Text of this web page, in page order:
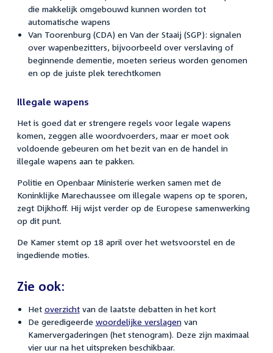
die makkelijk omgebouwd kunnen worden tot
automatische wapens
Van Toorenburg (CDA) en Van der Staaij (SGP): signalen
over wapenbezitters, bijvoorbeeld over verslaving of
beginnende dementie, moeten serieus worden genomen
en op de juiste plek terechtkomen
Illegale wapens
Het is goed dat er strengere regels voor legale wapens
komen, zeggen alle woordvoerders, maar er moet ook
voldoende gebeuren om het bezit van en de handel in
illegale wapens aan te pakken.
Politie en Openbaar Ministerie werken samen met de
Koninklijke Marechaussee om illegale wapens op te sporen,
zegt Dijkhoff. Hij wijst verder op de Europese samenwerking
op dit punt.
De Kamer stemt op 18 april over het wetsvoorstel en de
ingediende moties.
Zie ook:
Het overzichtvan de laatste debatten in het kort
De geredigeerde woordelijke verslagenvan
Kamervergaderingen (het stenogram). Deze zijn maximaal
vier uur na het uitspreken beschikbaar.